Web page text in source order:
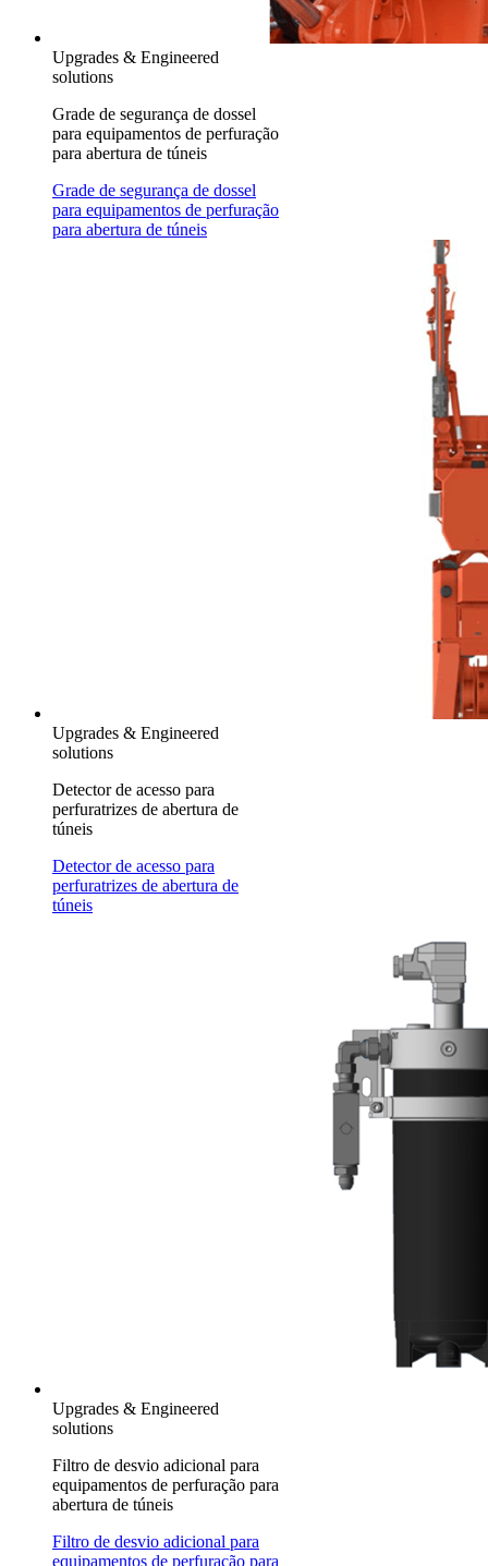
Upgrades & Engineered
solutions
Grade de segurança de dossel
para equipamentos de perfuração
para abertura de túneis
Grade de segurança de dossel
para equipamentos de perfuração
para abertura de túneis
Upgrades & Engineered
solutions
Detector de acesso para
perfuratrizes de abertura de
túneis
Detector de acesso para
perfuratrizes de abertura de
túneis
Upgrades & Engineered
solutions
Filtro de desvio adicional para
equipamentos de perfuração para
abertura de túneis
Filtro de desvio adicional para
equipamentos de perfuração para